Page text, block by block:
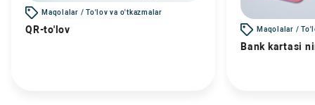
Maqolalar / To'lov va o'tkazmalar
QR-to'lov Maqolalar /
Bank kartasi